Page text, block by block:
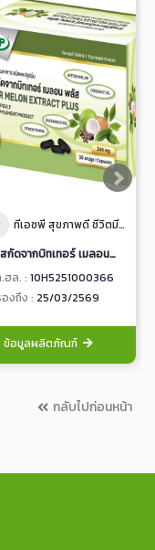
ทีเอชพี สุขภาพดี ชีวิตมีสุข
สารสกัดจากบิทเทอร์ เมลอน พลัส ผลิตภัณฑ์เสริมอาหาร ชนิดแคปซูลนิ่ม
ฮล. : 10H5251000366
งถึง : 25/03/2569
ข้อมูลผลิตภัณฑ์
กลับไปก่อนหน้า